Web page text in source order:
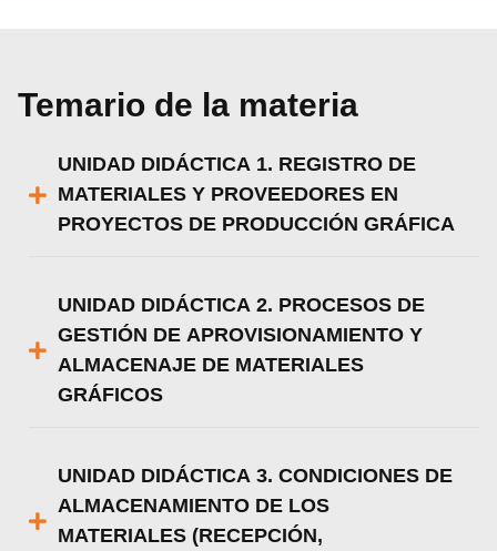
Temario de la materia
UNIDAD DIDÁCTICA 1. REGISTRO DE
MATERIALES Y PROVEEDORES EN
PROYECTOS DE PRODUCCIÓN GRÁFICA
UNIDAD DIDÁCTICA 2. PROCESOS DE
GESTIÓN DE APROVISIONAMIENTO Y
ALMACENAJE DE MATERIALES
GRÁFICOS
UNIDAD DIDÁCTICA 3. CONDICIONES DE
ALMACENAMIENTO DE LOS
MATERIALES (RECEPCIÓN,